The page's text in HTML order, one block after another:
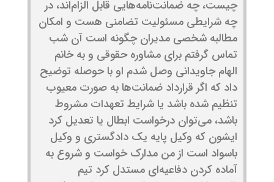
چیست، چه ضمانت‌نامه‌هایی قابل الزام‌اند، در
چه شرایطی مسئولیت تضامنی هست و امکان
مطالبه شخصی مدیران چگونه است آن شب
تماس گرفتم برای مشاوره حقوقی و به خانم
الهام جاویدانی وصل شدم او با حوصله توضیح
داد که اگر قرارداد ضمانت‌ها به صورت معیوب
تنظیم شده باشد یا شرایط تعهدات مشروط
باشد، می‌توان درخواست ابطال یا تعدیل کرد
ایشون که وکیل پایه یک دادگستری و وکیل
باسواد است از من مدارک خواست و شروع به
آماده کردن دفاعیه‌ای مستدل کرد تیم